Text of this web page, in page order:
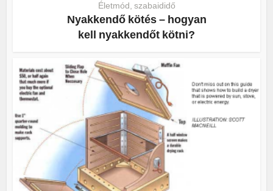
Életmód, szabaididő
Nyakkendő kötés – hogyan
kell nyakkendőt kötni?